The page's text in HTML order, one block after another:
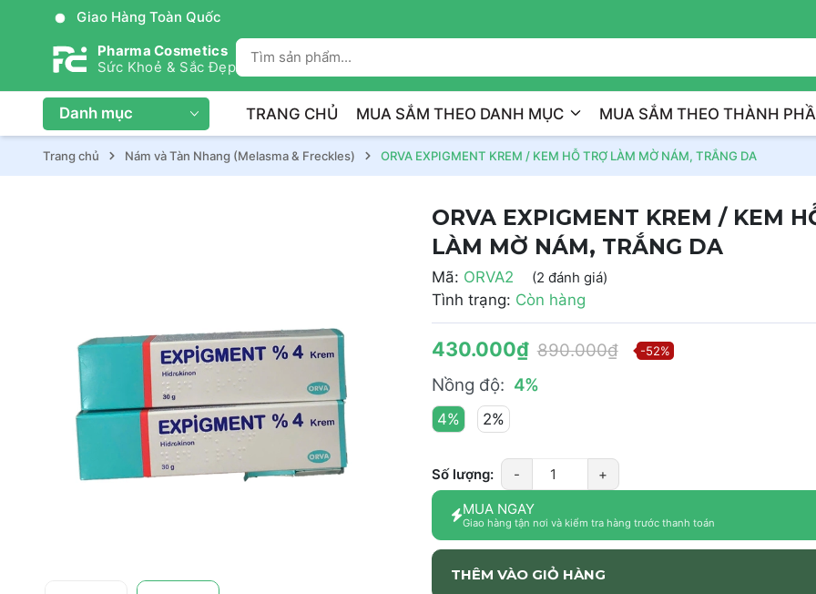
Trị Liệu Da Cá Nhân Hóa Đồng Hành
Pharma Cosmetics
Sức Khoẻ & Sắc Đẹp
Danh mục TRANG CHỦ MUA SẮM THEO DANH MỤC MUA SẮM THEO THÀNH
Trang chủ Nám và Tàn Nhang (Melasma & Freckles) ORVA EXPIGMENT KREM / KEM HỖ TRỢ LÀM MỜ NÁM, TRẮNG DA
ORVA EXPIGMENT KREM / KEM
LÀM MỜ NÁM, TRẮNG DA
Mã: ORVA2 (2 đánh giá)
Tình trạng: Còn hàng
430.000₫ 890.000₫ -52%
Nồng độ: 4%
4% 2%
Số lượng: - +
MUA NGAY
Giao hàng tận nơi và kiểm tra hàng trước thanh toán
THÊM VÀO GIỎ HÀNG